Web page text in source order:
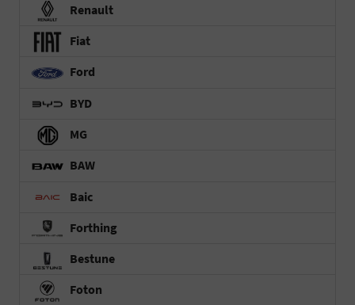
Renault
Fiat
Ford
BYD
MG
BAW
Baic
Forthing
Bestune
Foton